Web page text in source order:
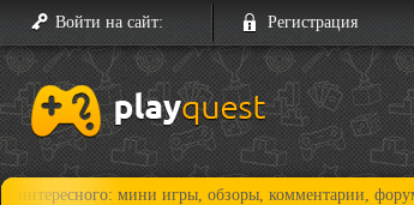
Войти на сайт: Регистрация
мини игры, обзоры, комментарии, форум,